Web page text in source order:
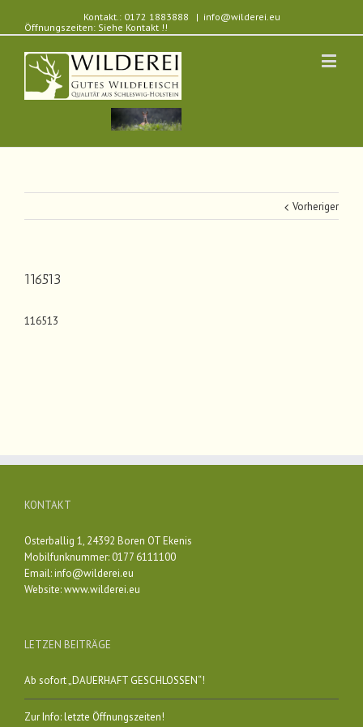
Kontakt.: 0172 1883888
Öffnungszeiten: Siehe Kontakt !!
| info@wilderei.eu
Vorheriger
116513
116513
KONTAKT
Osterballig 1, 24392 Boren OT Ekenis
Mobilfunknummer: 0177 6111100
Email:info@wilderei.eu
Website:www.wilderei.eu
LETZEN BEITRÄGE
Ab sofort „DAUERHAFT GESCHLOSSEN“!
Zur Info: letzte Öffnungszeiten!